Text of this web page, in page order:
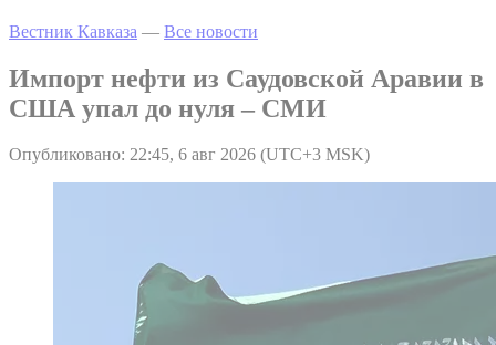
Вестник Кавказа — Все новости
Импорт нефти из Саудовской Аравии в
США упал до нуля – СМИ
Опубликовано: 22:45, 6 авг 2026 (UTC+3 MSK)